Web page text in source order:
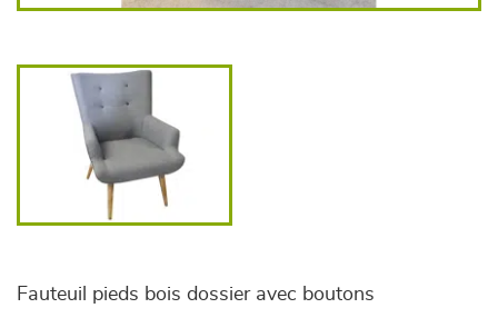
Fauteuil pieds bois dossier avec boutons